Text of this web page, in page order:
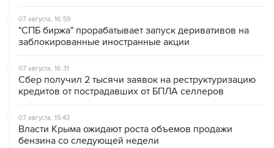
07 августа, 16:59
"СПБ биржа" прорабатывает запуск деривативов на
заблокированные иностранные акции
07 августа, 16:31
Сбер получил 2 тысячи заявок на реструктуризацию
кредитов от пострадавших от БПЛА селлеров
07 августа, 15:43
Власти Крыма ожидают роста объемов продажи
бензина со следующей недели